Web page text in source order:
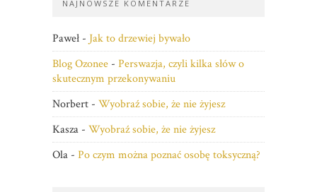
NAJNOWSZE KOMENTARZE
Paweł - Jak to drzewiej bywało
Blog Ozonee - Perswazja, czyli kilka słów o
skutecznym przekonywaniu
Norbert - Wyobraź sobie, że nie żyjesz
Kasza - Wyobraź sobie, że nie żyjesz
Ola - Po czym można poznać osobę toksyczną?